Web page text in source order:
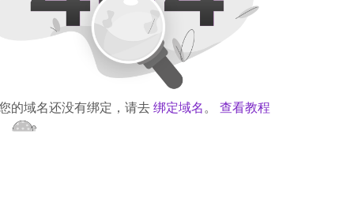
的域名还没有绑定，请去 绑定域名 。 查看教程